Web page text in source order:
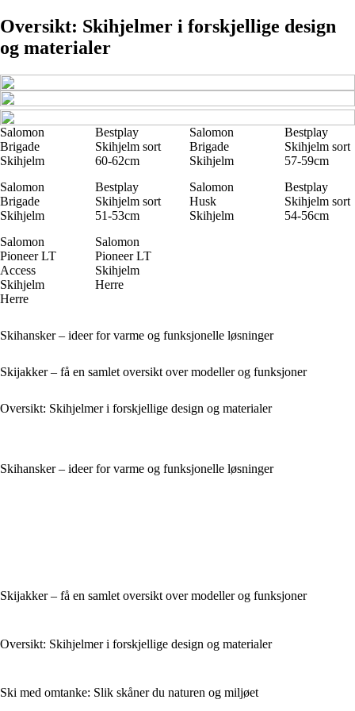
Oversikt: Skihjelmer i forskjellige design
og materialer
Salomon
Brigade
Skihjelm
Bestplay
Skihjelm sort
60-62cm
Salomon
Brigade
Skihjelm
Bestplay
Skihjelm sort
57-59cm
Salomon
Brigade
Skihjelm
Bestplay
Skihjelm sort
51-53cm
Salomon
Husk
Skihjelm
Bestplay
Skihjelm sort
54-56cm
Salomon
Pioneer LT
Access
Skihjelm
Herre
Salomon
Pioneer LT
Skihjelm
Herre
Skihansker – ideer for varme og funksjonelle løsninger
Skijakker – få en samlet oversikt over modeller og funksjoner
Oversikt: Skihjelmer i forskjellige design og materialer
Skihansker – ideer for varme og funksjonelle løsninger
Skijakker – få en samlet oversikt over modeller og funksjoner
Oversikt: Skihjelmer i forskjellige design og materialer
Ski med omtanke: Slik skåner du naturen og miljøet